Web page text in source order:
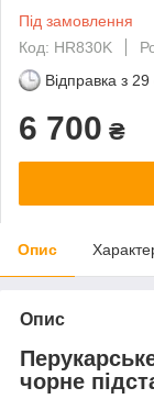
Під замовлення
Код: HR830K
Відправка з 29
6 700 ₴
Опис
Опис
чорне